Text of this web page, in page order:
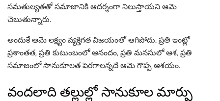
సమతుల్యతతో సమాజానికి ఆదర్శంగా నిలుస్తాయని ఆమె
చెబుతున్నారు.
అందుకే ఆమె లక్ష్యం వ్యక్తిగత విజయంతో ఆగిపోదు. ప్రతి ఇంట్లో
ప్రశాంతత, ప్రతి కుటుంబంలో ఆనందం, ప్రతి మనసులో ఆశ, ప్రతి
సమాజంలో సానుకూలత పెరగాలన్నదే ఆమె గొప్ప ఆశయం.
వందలాది తల్లుల్లో సానుకూల మార్పు